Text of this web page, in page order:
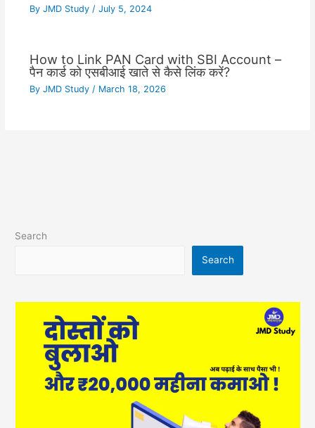
By JMD Study / July 5, 2024
How to Link PAN Card with SBI Account –
पैन कार्ड को एसबीआई खाते से कैसे लिंक करें?
By JMD Study / March 18, 2026
Search
Search